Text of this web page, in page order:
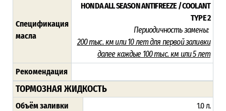
Спецификация
масла
HONDA ALL SEASON ANTIFREEZE / COOLANT
TYPE 2
Периодичность замены:
200 тыс. км или 10 лет для первой заливки
далее каждые 100 тыс. км или 5 лет
Рекомендация
ТОРМОЗНАЯ ЖИДКОСТЬ
Объём заливки 1.0 л.